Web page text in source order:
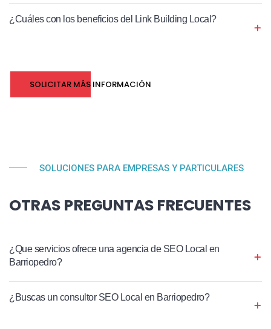
¿Cuáles con los beneficios del Link Building Local?
SOLICITAR MÁS INFORMACIÓN
SOLUCIONES PARA EMPRESAS Y PARTICULARES
OTRAS PREGUNTAS FRECUENTES
¿Que servicios ofrece una agencia de SEO Local en
Barriopedro?
¿Buscas un consultor SEO Local en Barriopedro?